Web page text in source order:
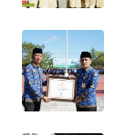
HUMBANG
NEWS
GARONGGANG